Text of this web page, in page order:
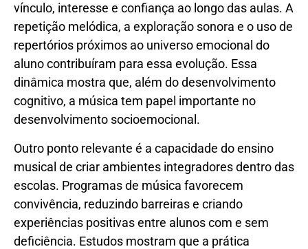
vínculo, interesse e confiança ao longo das aulas. A
repetição melódica, a exploração sonora e o uso de
repertórios próximos ao universo emocional do
aluno contribuíram para essa evolução. Essa
dinâmica mostra que, além do desenvolvimento
cognitivo, a música tem papel importante no
desenvolvimento socioemocional.
Outro ponto relevante é a capacidade do ensino
musical de criar ambientes integradores dentro das
escolas. Programas de música favorecem
convivência, reduzindo barreiras e criando
experiências positivas entre alunos com e sem
deficiência. Estudos mostram que a prática